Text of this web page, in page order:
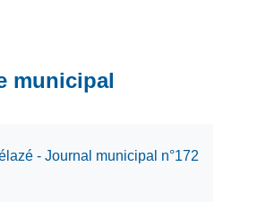
municipal
- Journal municipal n°172